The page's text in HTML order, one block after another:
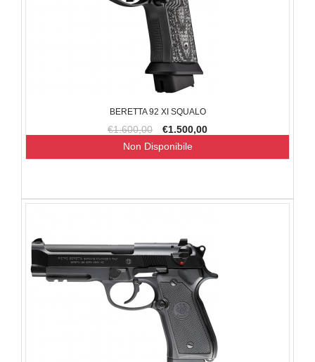
BERETTA 92 XI SQUALO
€1.600,00 €1.500,00
Non Disponibile